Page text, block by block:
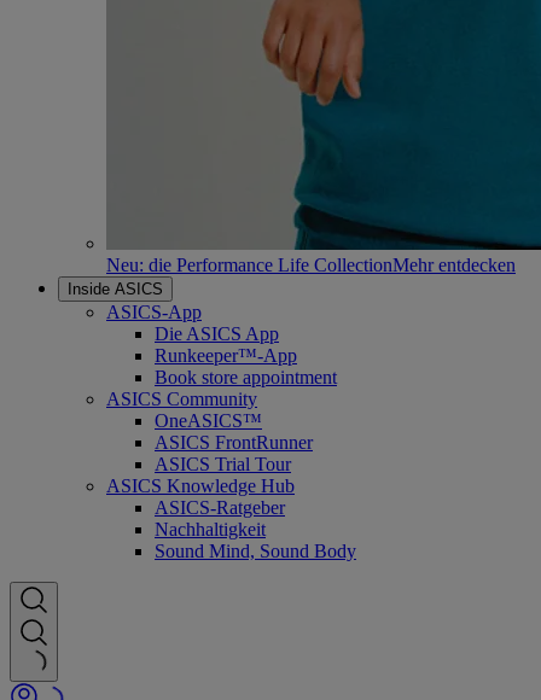
Neu: die Performance Life CollectionMehr entdecken
Inside ASICS
ASICS-App
Die ASICS App
Runkeeper™-App
Book store appointment
ASICS Community
OneASICS™
ASICS FrontRunner
ASICS Trial Tour
ASICS Knowledge Hub
ASICS-Ratgeber
Nachhaltigkeit
Sound Mind, Sound Body